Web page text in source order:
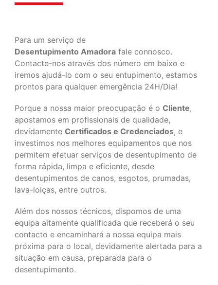
Para um serviço de
Desentupimento Amadora fale connosco.
Contacte-nos através dos número em baixo e
iremos ajudá-lo com o seu entupimento, estamos
prontos para qualquer emergência 24H/Dia!
Porque a nossa maior preocupação é o Cliente,
apostamos em profissionais de qualidade,
devidamente Certificados e Credenciados, e
investimos nos melhores equipamentos que nos
permitem efetuar serviços de desentupimento de
forma rápida, limpa e eficiente, desde
desentupimentos de canos, esgotos, prumadas,
lava-loiças, entre outros.
Além dos nossos técnicos, dispomos de uma
equipa altamente qualificada que receberá o seu
contacto e encaminhará a nossa equipa mais
próxima para o local, devidamente alertada para a
situação em causa, preparada para o
desentupimento.